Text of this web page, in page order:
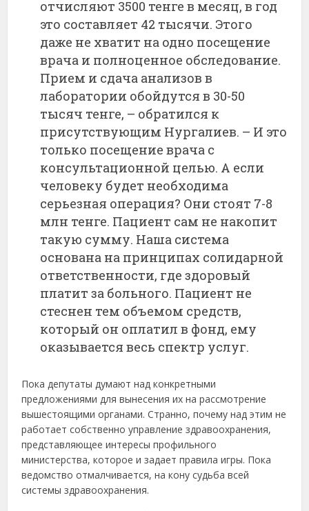
отчисляют 3500 тенге в месяц, в год
это составляет 42 тысячи. Этого
даже не хватит на одно посещение
врача и полноценное обследование.
Прием и сдача анализов в
лаборатории обойдутся в 30-50
тысяч тенге, – обратился к
присутствующим Нургалиев. – И это
только посещение врача с
консультационной целью. А если
человеку будет необходима
серьезная операция? Они стоят 7-8
млн тенге. Пациент сам не накопит
такую сумму. Наша система
основана на принципах солидарной
ответственности, где здоровый
платит за больного. Пациент не
стеснен тем объемом средств,
который он оплатил в фонд, ему
оказывается весь спектр услуг.
Пока депутаты думают над конкретными
предложениями для вынесения их на рассмотрение
вышестоящими органами. Странно, почему над этим не
работает собственно управление здравоохранения,
представляющее интересы профильного
министерства, которое и задает правила игры. Пока
ведомство отмалчивается, на кону судьба всей
системы здравоохранения.